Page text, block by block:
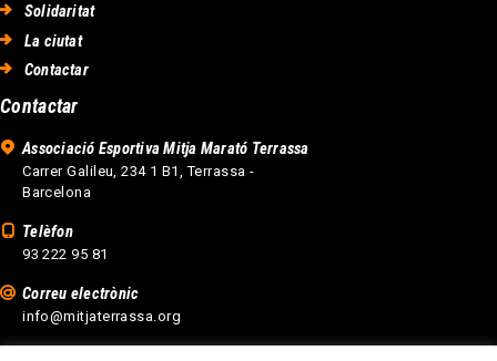
Solidaritat
La ciutat
Contactar
Contactar
Associació Esportiva Mitja Marató Terrassa
Carrer Galileu, 234 1 B1, Terrassa -
Barcelona
Telèfon
93 222 95 81
Correu electrònic
info@mitjaterrassa.org